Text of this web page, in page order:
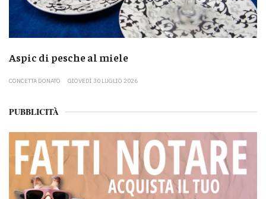
Aspic di pesche al miele
CONCETTA DONATO GIOVEDÌ 30 LUGLIO 2026
PUBBLICITÀ